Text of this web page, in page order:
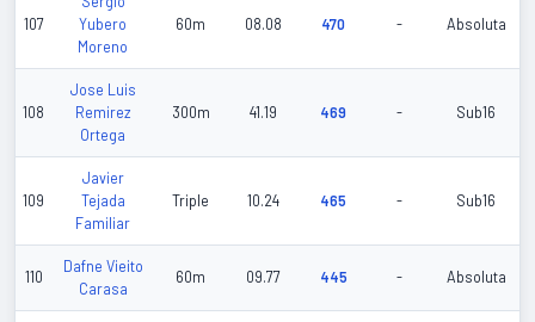
107
Yubero
Moreno
60m 08.08 470 - Absoluta
108
Jose Luis
Remirez
Ortega
300m 41.19 469 - Sub16
109
Javier
Tejada
Familiar
Triple 10.24 465 - Sub16
110
Dafne Vieito
Carasa
60m 09.77 445 - Absoluta